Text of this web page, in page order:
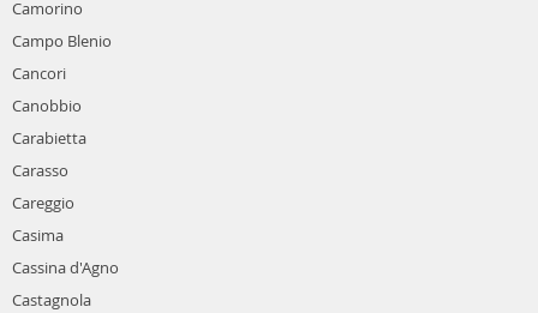
Camorino
Campo Blenio
Cancori
Canobbio
Carabietta
Carasso
Careggio
Casima
Cassina d'Agno
Castagnola